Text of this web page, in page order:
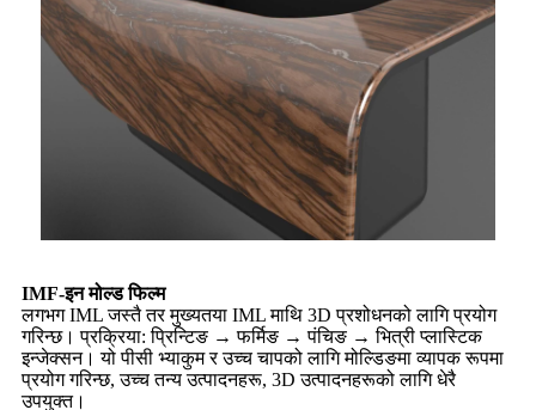
IMF-इन मोल्ड फिल्म
लगभग IML जस्तै तर मुख्यतया IML माथि 3D प्रशोधनको लागि प्रयोग
गरिन्छ। प्रक्रिया: प्रिन्टिङ → फर्मिङ → पंचिङ → भित्री प्लास्टिक
इन्जेक्सन। यो पीसी भ्याकुम र उच्च चापको लागि मोल्डिङमा व्यापक रूपमा
प्रयोग गरिन्छ, उच्च तन्य उत्पादनहरू, 3D उत्पादनहरूको लागि धेरै
उपयुक्त।